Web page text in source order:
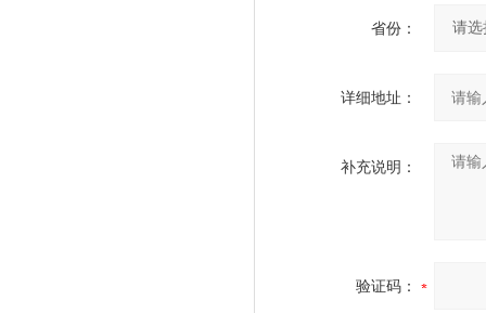
省份：
详细地址：
补充说明：
验证码：